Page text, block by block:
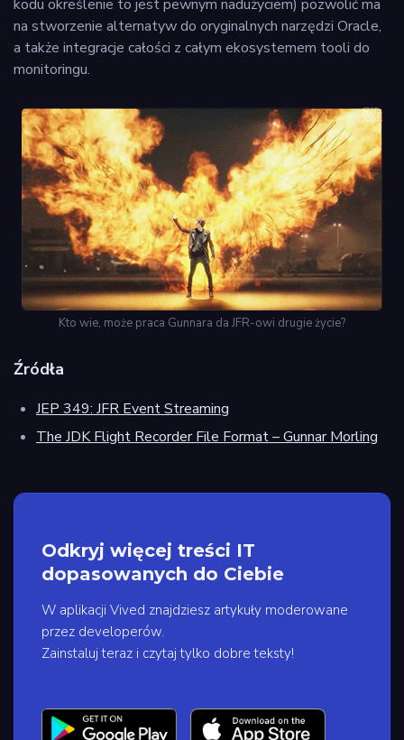
kodu określenie to jest pewnym nadużyciem) pozwolić ma
na stworzenie alternatyw do oryginalnych narzędzi Oracle,
a także integracje całości z całym ekosystemem tooli do
monitoringu.
Kto wie, może praca Gunnara da JFR-owi drugie życie?
Źródła
JEP 349: JFR Event Streaming
The JDK Flight Recorder File Format – Gunnar Morling
Odkryj więcej treści IT
dopasowanych do Ciebie
W aplikacji Vived znajdziesz artykuły moderowane
przez developerów.
Zainstaluj teraz i czytaj tylko dobre teksty!